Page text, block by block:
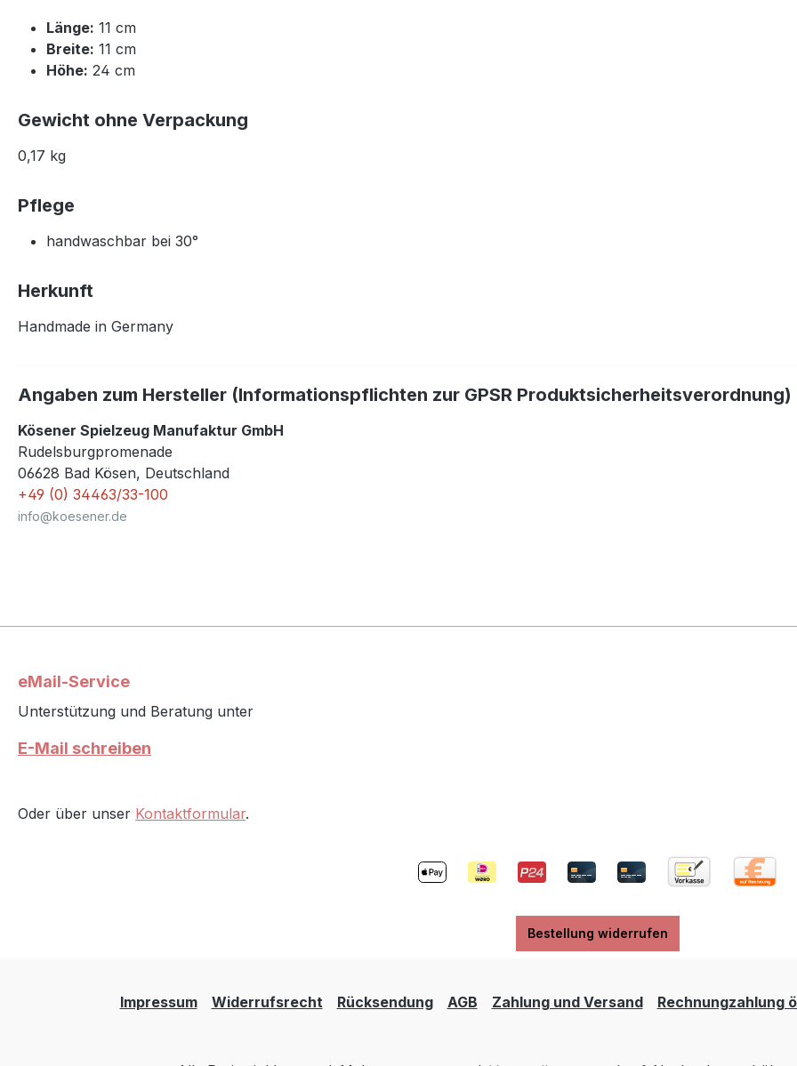
Länge: 11 cm
Breite: 11 cm
Höhe: 24 cm
Gewicht ohne Verpackung
0,17 kg
Pflege
handwaschbar bei 30°
Herkunft
Handmade in Germany
Angaben zum Hersteller (Informationspflichten zur GPSR Produktsicherheitsverordnung)
Kösener Spielzeug Manufaktur GmbH
Rudelsburgpromenade
06628 Bad Kösen, Deutschland
+49 (0) 34463/33-100
info@koesener.de
eMail-Service
Unterstützung und Beratung unter
E-Mail schreiben
Oder über unser Kontaktformular.
Bestellung widerrufen
Impressum Widerrufsrecht Rücksendung AGB Zahlung und Versand Rechnungzahlung